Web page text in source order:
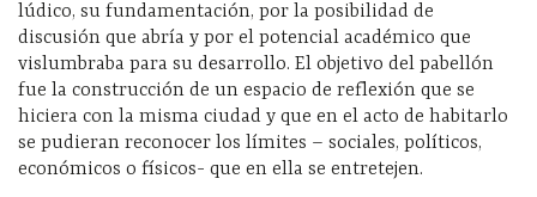
lúdico, su fundamentación, por la posibilidad de
discusión que abría y por el potencial académico que
vislumbraba para su desarrollo. El objetivo del pabellón
fue la construcción de un espacio de reflexión que se
hiciera con la misma ciudad y que en el acto de habitarlo
se pudieran reconocer los límites – sociales, políticos,
económicos o físicos- que en ella se entretejen.